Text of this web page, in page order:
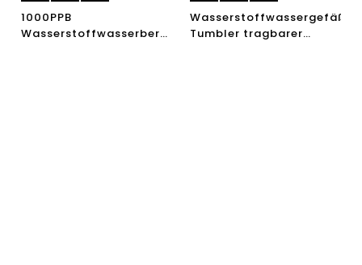
1000PPB
Wasserstoffwasserbereiter
Wasserstoffwassergefäß-
Tumbler tragbarer